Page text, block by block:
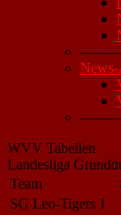
WVV Tabellen
Landesliga
Team
SG Leo-Tigers 1